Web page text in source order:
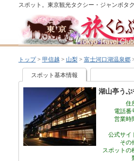
スポット。東京観光タクシー・ジャンボタ
トップ> 甲信越 > 山梨> 富士河口湖温泉郷
スポット基本情報
湖山亭うぶ
住
電話番
営業時
公式サイ
その
スポットの